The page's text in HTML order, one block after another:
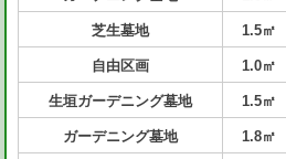
芝生墓地
1.5㎡
自由区画
1.0㎡
生垣ガーデニング墓地
1.5㎡
ガーデニング墓地
1.8㎡